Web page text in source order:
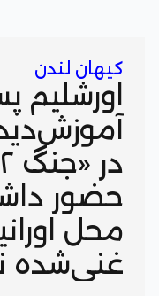
کیهان لندن
اورشلیم
حضور
محل
غنی‌شده